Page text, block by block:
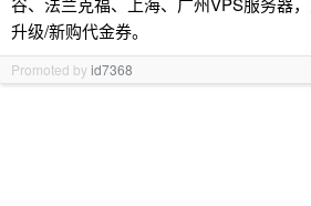
升级/新购代金券。
Promoted byid7368